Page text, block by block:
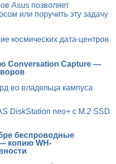
Asus позволяет
или поручить эту задачу
космических дата-центров
Conversation Capture —
во владельца кампуса
DiskStation neo+ с M.2 SSD
беспроводные
копию WH-